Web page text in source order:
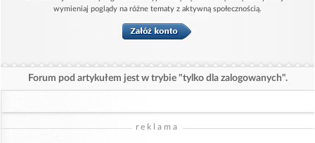
wymieniaj poglądy na różne tematy z aktywną społecznością.
Forum pod artykułem jest w trybie "tylko dla zalogowanych".
reklama